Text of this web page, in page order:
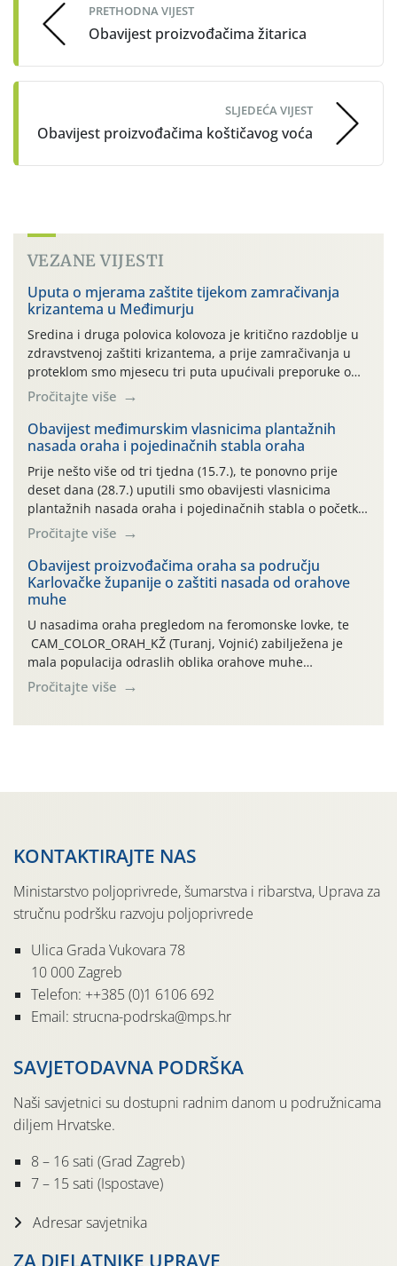
PRETHODNA VIJEST
Obavijest proizvođačima žitarica
SLJEDEĆA VIJEST
Obavijest proizvođačima koštičavog voća
VEZANE VIJESTI
Uputa o mjerama zaštite tijekom zamračivanja
krizantema u Međimurju
Sredina i druga polovica kolovoza je kritično razdoblje u
zdravstvenoj zaštiti krizantema, a prije zamračivanja u
proteklom smo mjesecu tri puta upućivali preporuke o
preventivnim mjerama zaštite krizantema od najčešćih
uzročnika bolesti, štetnika i fito-fagnih grinja (23.7., 14.7.,
06.7.)! Na početku ovog mjeseca je zabilježeno je
povijesno i ekstremno vruće meteorološko razdoblje, uz
najviše temperature […]
Pročitajte više
Obavijest međimurskim vlasnicima plantažnih
nasada oraha i pojedinačnih stabla oraha
Prije nešto više od tri tjedna (15.7.), te ponovno prije
deset dana (28.7.) uputili smo obavijesti vlasnicima
plantažnih nasada oraha i pojedinačnih stabla o početku
leta i ovogodišnjoj potrebi usmjerenog suzbijanja
orahove muhe (Rhagoletis completa)! Već dvanaest dana
traje drugi ovogodišnji “toplinski udar”, koji naročito
izražen zadnja šest dana (31.7.-05.8.), jer najviše
temperature zraka svakodnevno […]
Pročitajte više
Obavijest proizvođačima oraha sa području
Karlovačke županije o zaštiti nasada od orahove
muhe
U nasadima oraha pregledom na feromonske lovke, te
CAM_COLOR_ORAH_KŽ (Turanj, Vojnić) zabilježena je
mala populacija odraslih oblika orahove muhe
(Rhagoletis completa). Niska brojnost može se objasniti
činjenicom da je riječ o mladim nasadima s vrlo malim
Pročitajte više
KONTAKTIRAJTE NAS
Ministarstvo poljoprivrede, šumarstva i ribarstva, Uprava za
stručnu podršku razvoju poljoprivrede
Ulica Grada Vukovara 78
10 000 Zagreb
Telefon: ++385 (0)1 6106 692
Email: strucna-podrska@mps.hr
SAVJETODAVNA PODRŠKA
Naši savjetnici su dostupni radnim danom u podružnicama
diljem Hrvatske.
8 – 16 sati (Grad Zagreb)
7 – 15 sati (Ispostave)
Adresar savjetnika
ZA DJELATNIKE UPRAVE